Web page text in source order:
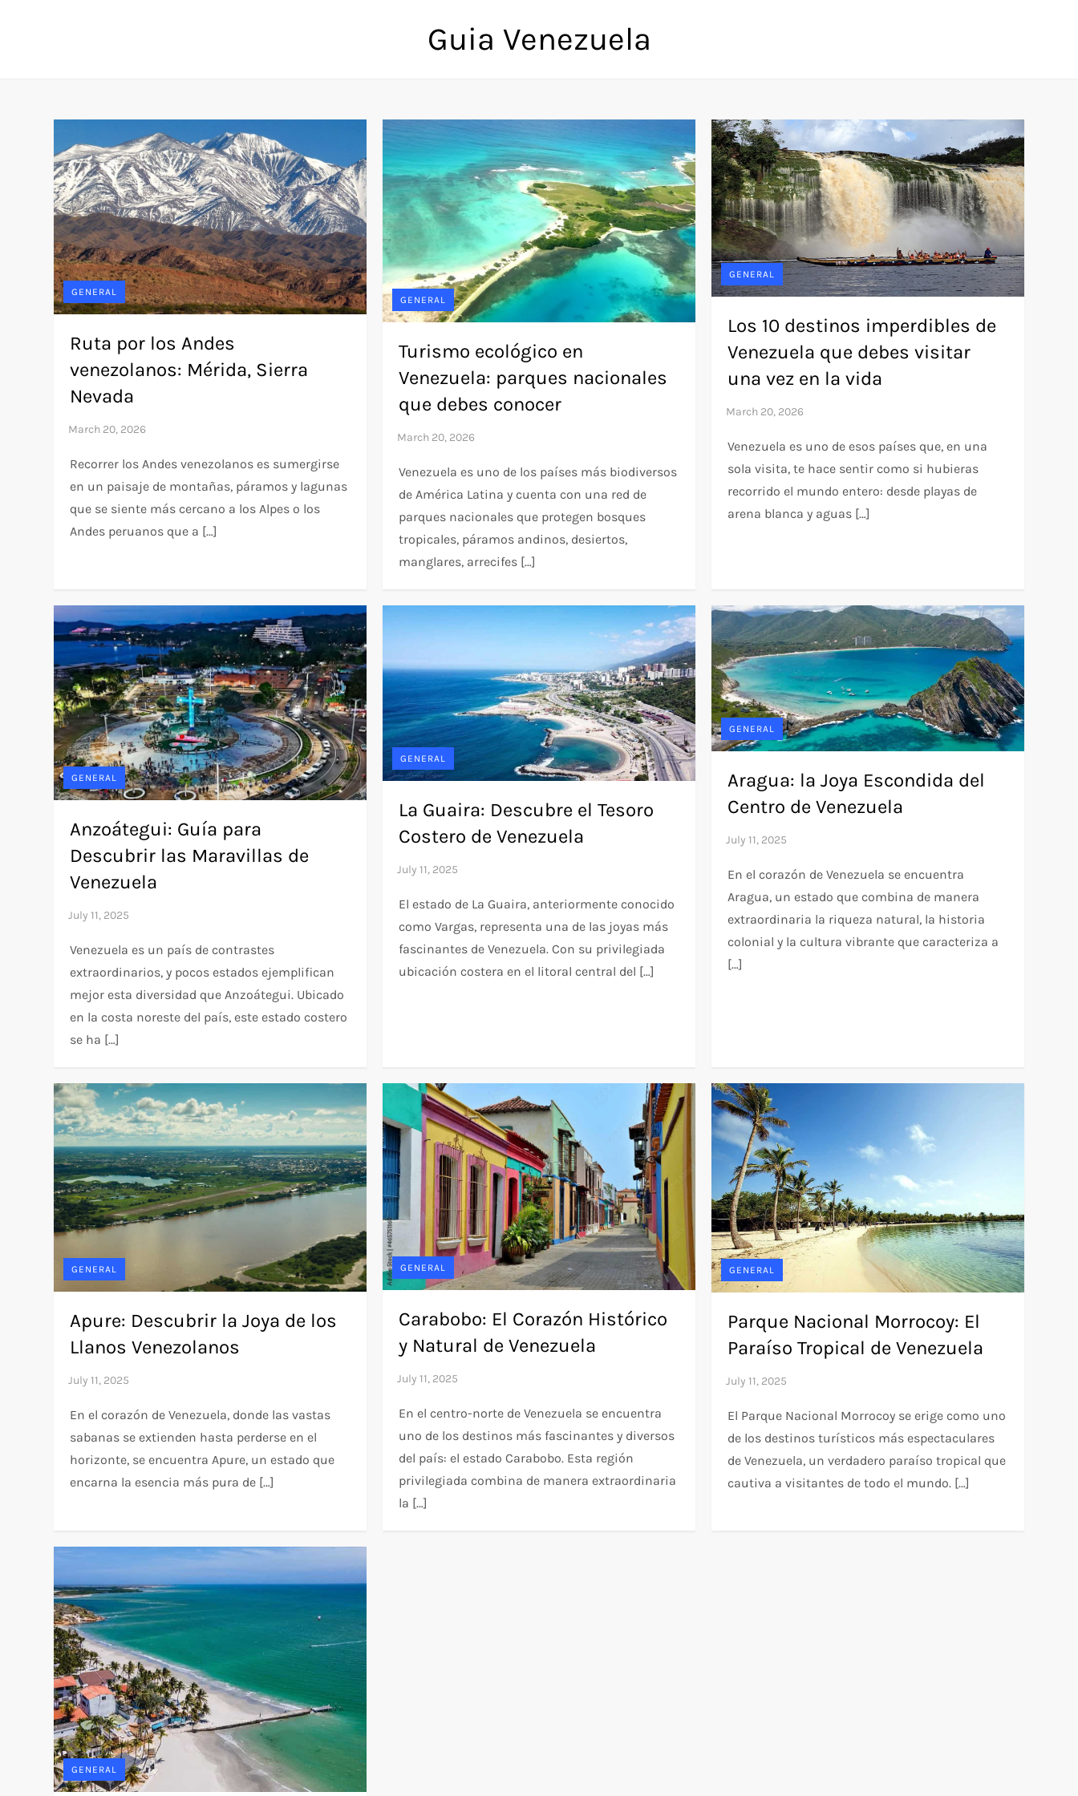
Guia Venezuela
GENERAL
Ruta por los Andes
venezolanos: Mérida, Sierra
Nevada
Recorrer los Andes venezolanos es sumergirse
en un paisaje de montañas, páramos y lagunas
que se siente más cercano a los Alpes o los
Andes peruanos que a […]
GENERAL
Turismo ecológico en
Venezuela: parques nacionales
que debes conocer
Venezuela es uno de los países más biodiversos
de América Latina y cuenta con una red de
parques nacionales que protegen bosques
tropicales, páramos andinos, desiertos,
manglares, arrecifes […]
GENERAL
Los 10 destinos imperdibles de
Venezuela que debes visitar
una vez en la vida
Venezuela es uno de esos países que, en una
sola visita, te hace sentir como si hubieras
recorrido el mundo entero: desde playas de
arena blanca y aguas […]
GENERAL
Anzoátegui: Guía para
Descubrir las Maravillas de
Venezuela
Venezuela es un país de contrastes
extraordinarios, y pocos estados ejemplifican
mejor esta diversidad que Anzoátegui. Ubicado
en la costa noreste del país, este estado costero
se ha […]
GENERAL
La Guaira: Descubre el Tesoro
Costero de Venezuela
El estado de La Guaira, anteriormente conocido
como Vargas, representa una de las joyas más
fascinantes de Venezuela. Con su privilegiada
ubicación costera en el litoral central del […]
GENERAL
Aragua: la Joya Escondida del
Centro de Venezuela
En el corazón de Venezuela se encuentra
Aragua, un estado que combina de manera
extraordinaria la riqueza natural, la historia
colonial y la cultura vibrante que caracteriza a
[…]
GENERAL
Apure: Descubrir la Joya de los
Llanos Venezolanos
En el corazón de Venezuela, donde las vastas
sabanas se extienden hasta perderse en el
horizonte, se encuentra Apure, un estado que
encarna la esencia más pura de […]
GENERAL
Carabobo: El Corazón Histórico
y Natural de Venezuela
En el centro-norte de Venezuela se encuentra
uno de los destinos más fascinantes y diversos
del país: el estado Carabobo. Esta región
privilegiada combina de manera extraordinaria
la […]
GENERAL
Parque Nacional Morrocoy: El
Paraíso Tropical de Venezuela
El Parque Nacional Morrocoy se erige como uno
de los destinos turísticos más espectaculares
de Venezuela, un verdadero paraíso tropical que
cautiva a visitantes de todo el mundo. […]
GENERAL